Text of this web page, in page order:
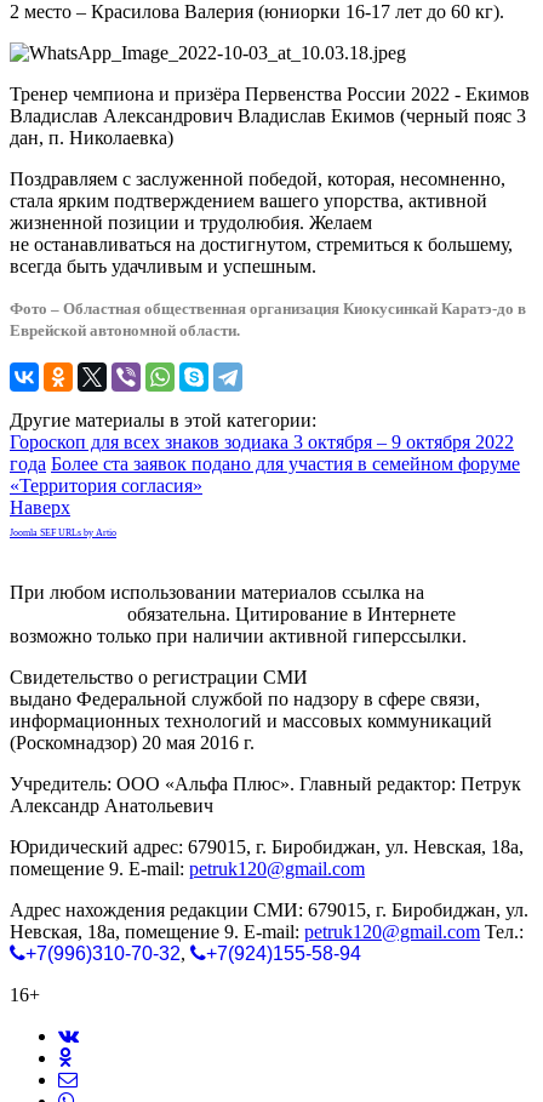
2 место – Красилова Валерия (юниорки 16-17 лет до 60 кг).
Тренер чемпиона и призёра Первенства России 2022 - Екимов
Владислав Александрович Владислав Екимов (черный пояс 3
дан, п. Николаевка)
Поздравляем с заслуженной победой, которая, несомненно,
стала ярким подтверждением вашего упорства, активной
жизненной позиции и трудолюбия. Желаем
не останавливаться на достигнутом, стремиться к большему,
всегда быть удачливым и успешным.
Фото – Областная общественная организация Киокусинкай Каратэ-до в
Еврейской автономной области.
Другие материалы в этой категории:
Гороскоп для всех знаков зодиака 3 октября – 9 октября 2022
года Более ста заявок подано для участия в семейном форуме
«Территория согласия»
Наверх
Joomla SEF URLs by Artio
При любом использовании материалов ссылка на
обязательна. Цитирование в Интернете
возможно только при наличии активной гиперссылки.
Свидетельство о регистрации СМИ
выдано Федеральной службой по надзору в сфере связи,
информационных технологий и массовых коммуникаций
(Роскомнадзор) 20 мая 2016 г.
Учредитель: ООО «Альфа Плюс». Главный редактор: Петрук
Александр Анатольевич
Юридический адрес: 679015, г. Биробиджан, ул. Невская, 18а,
помещение 9. E-mail: petruk120@gmail.com
Адрес нахождения редакции СМИ: 679015, г. Биробиджан, ул.
Невская, 18а, помещение 9. E-mail: petruk120@gmail.com Тел.:
+7(996)310-70-32,
+7(924)155-58-94
16+